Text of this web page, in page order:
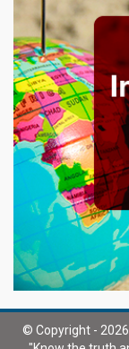
© Copyright -